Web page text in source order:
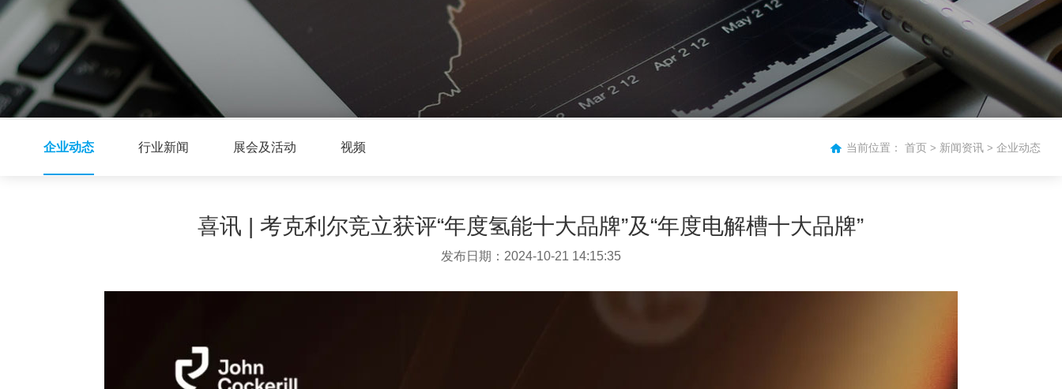
企业动态 行业新闻 展会及活动 视频 当前位置： 首页 > 新闻资讯 >企业动态
喜讯 | 考克利尔竞立获评“年度氢能十大品牌”及“年度电解槽十大品牌”
发布日期：2024-10-21 14:15:35